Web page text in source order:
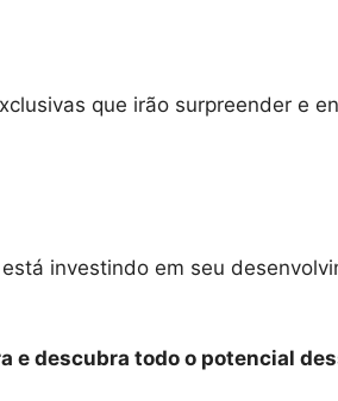
que irão surpreender e
investindo em seu
e descubra todo o potencial